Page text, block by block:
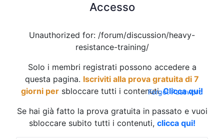
Accesso
Unauthorized for: /forum/discussion/heavy-
resistance-training/
Solo i membri registrati possono accedere a
questa pagina. Iscriviti alla prova gratuita di 7
giorni per sbloccare tutti i contenuti.Clicca qui!
Se hai già fatto la prova gratuita in passato e vuoi
sbloccare subito tutti i contenuti, clicca qui!
Forgot Password